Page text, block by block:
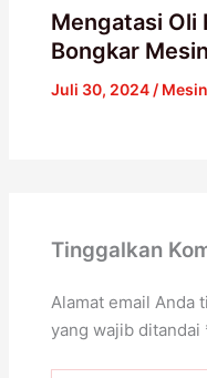
Mengatasi Oli
Bongkar
Juli 30, 2024 /
Tinggalkan
Alamat email Anda
yang wajib ditandai